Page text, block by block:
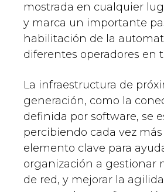
mostrada en cualquier
y marca un importante
habilitación de la
diferentes operadores en
La infraestructura de
generación, como la
definida por software, se
percibiendo cada vez
elemento clave para
organización a gestionar
de red, y mejorar la